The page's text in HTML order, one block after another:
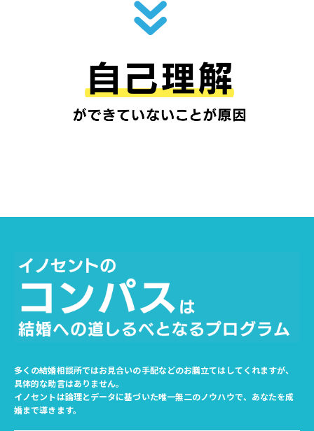
多くの結婚相談所ではお見合いの手配などのお膳立てはしてくれますが、
具体的な助言はありません。
イノセントは論理とデータに基づいた唯一無二のノウハウで、あなたを成
婚まで導きます。